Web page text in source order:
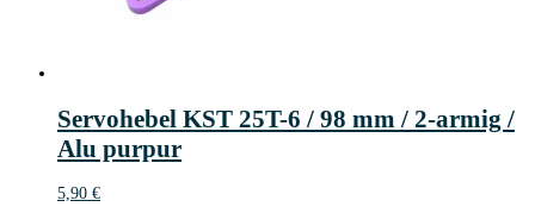
Servohebel KST 25T-6 / 98 mm / 2-armig /
Alu purpur
5,90 €